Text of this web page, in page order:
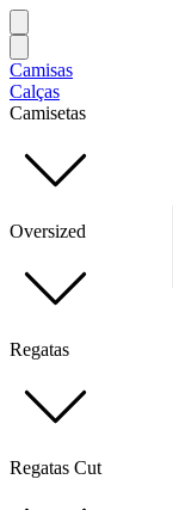
Camisas
Calças
Camisetas
Oversized
Regatas
Regatas Cut